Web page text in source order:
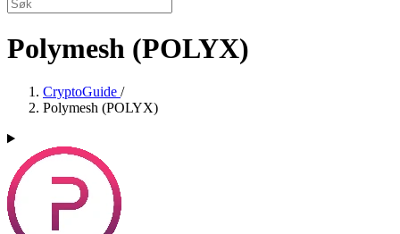
Polymesh (POLYX)
CryptoGuide /
Polymesh (POLYX)